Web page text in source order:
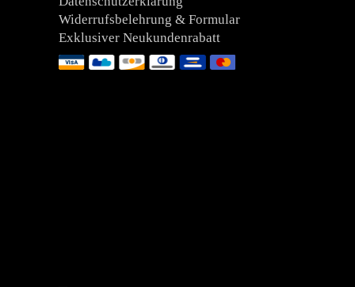
Widerrufsbelehrung & Formular
Exklusiver Neukundenrabatt